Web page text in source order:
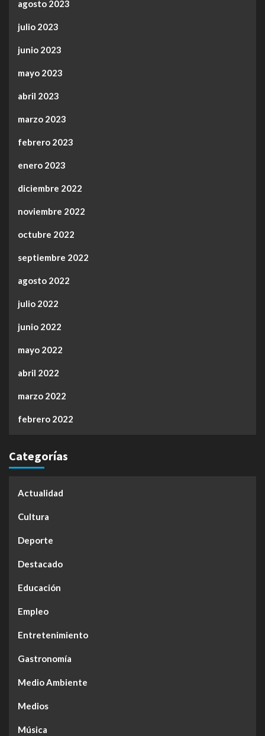
agosto 2023
julio 2023
junio 2023
mayo 2023
abril 2023
marzo 2023
febrero 2023
enero 2023
diciembre 2022
noviembre 2022
octubre 2022
septiembre 2022
agosto 2022
julio 2022
junio 2022
mayo 2022
abril 2022
marzo 2022
febrero 2022
Categorías
Actualidad
Cultura
Deporte
Destacado
Educación
Empleo
Entretenimiento
Gastronomía
Medio Ambiente
Medios
Música